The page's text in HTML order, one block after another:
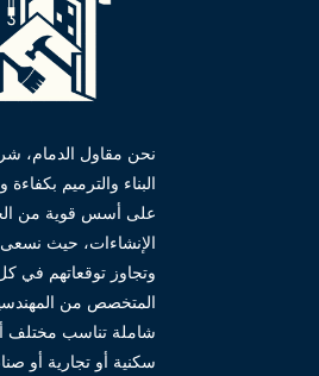
نحن مقاول الدمام،
البناء والترميم
على أسس قوية من
الإنشاءات، حيث نسعى
وتجاوز توقعاتهم في
المتخصص من
شاملة تناسب مختلف
سكنية أو تجارية أو